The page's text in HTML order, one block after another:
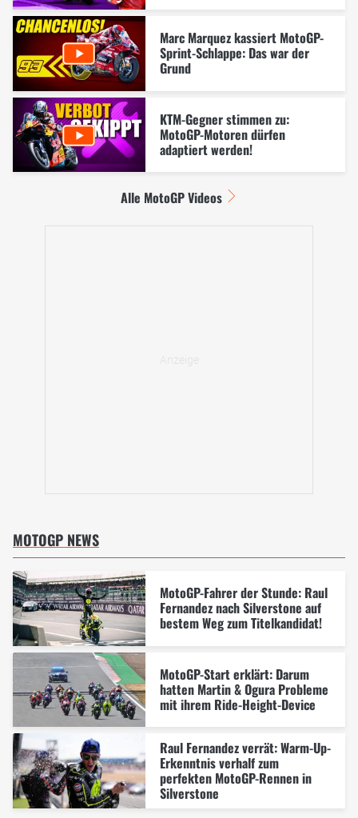
Marc Marquez kassiert MotoGP-
Sprint-Schlappe: Das war der
Grund
KTM-Gegner stimmen zu:
MotoGP-Motoren dürfen
adaptiert werden!
Alle MotoGP Videos
MOTOGP NEWS
MotoGP-Fahrer der Stunde: Raul
Fernandez nach Silverstone auf
bestem Weg zum Titelkandidat!
MotoGP-Start erklärt: Darum
hatten Martin & Ogura Probleme
mit ihrem Ride-Height-Device
Raul Fernandez verrät: Warm-Up-
Erkenntnis verhalf zum
perfekten MotoGP-Rennen in
Silverstone